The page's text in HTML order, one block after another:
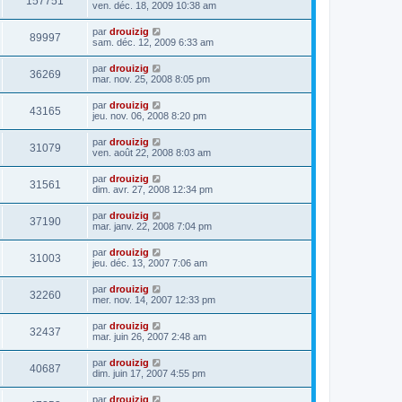
ven. déc. 18, 2009 10:38 am
89997 par drouizig
sam. déc. 12, 2009 6:33 am
36269 par drouizig
mar. nov. 25, 2008 8:05 pm
43165 par drouizig
jeu. nov. 06, 2008 8:20 pm
31079 par drouizig
ven. août 22, 2008 8:03 am
31561 par drouizig
dim. avr. 27, 2008 12:34 pm
37190 par drouizig
mar. janv. 22, 2008 7:04 pm
31003 par drouizig
jeu. déc. 13, 2007 7:06 am
32260 par drouizig
mer. nov. 14, 2007 12:33 pm
32437 par drouizig
mar. juin 26, 2007 2:48 am
40687 par drouizig
dim. juin 17, 2007 4:55 pm
par drouizig